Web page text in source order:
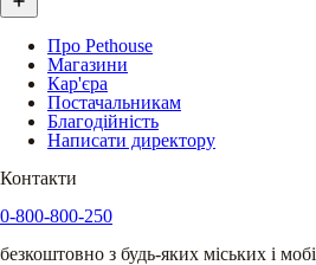
Про Pethouse
Магазини
Кар'єра
Постачальникам
Благодійність
Написати директору
Контакти
0-800-800-250
безкоштовно з будь-яких міських і